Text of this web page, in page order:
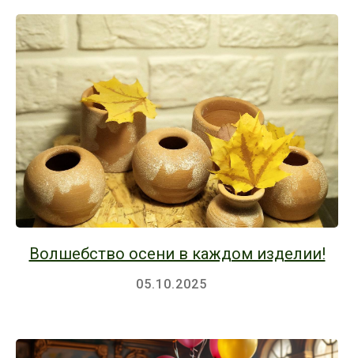
Волшебство осени в каждом изделии!
05.10.2025